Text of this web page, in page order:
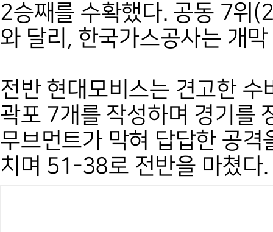
2승째를 수확했다. 공동 7위
와 달리, 한국가스공사는 개
전반 현대모비스는 견고한
곽포 7개를 작성하며 경기를
무브먼트가 막혀 답답한 공
치며 51-38로 전반을 마쳤다.